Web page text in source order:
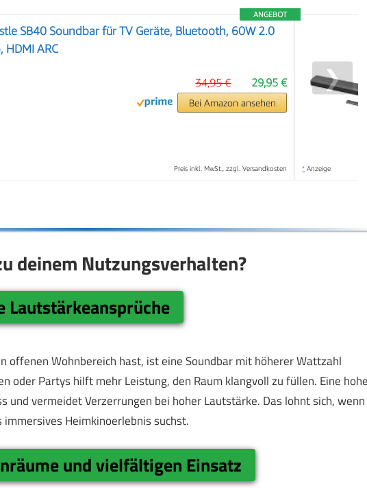
ANGEBOT
SB40 Soundbar für TV Geräte, Bluetooth, 60W 2.0
HDMI ARC
29,95 €
34,95 €
Bei Amazon ansehen
Preis inkl. MwSt., zzgl. Versandkosten * Anzeige
❯
deinem Nutzungsverhalten?
Lautstärkeansprüche
offenen Wohnbereich hast, ist eine Soundbar mit höherer Wattzahl
oder Partys hilft mehr Leistung, den Raum klangvoll zu füllen. Eine hohe
vermeidet Verzerrungen bei hoher Lautstärke. Das lohnt sich, wenn
Heimkinoerlebnis suchst.
und vielfältigen Einsatz